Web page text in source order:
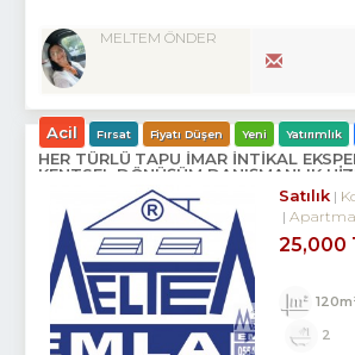
MELTEM ÖNDER
Acil Fırsat Fiyatı Düşen Yeni Yatırımlık
HER TÜRLÜ TAPU İMAR İNTİKAL
KENTSEL DÖNÜŞÜM DANIŞMANLIK
Satılık
25,000
2